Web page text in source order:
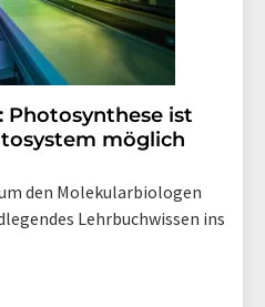
Photosynthese ist
möglich
den Molekularbiologen
Lehrbuchwissen ins